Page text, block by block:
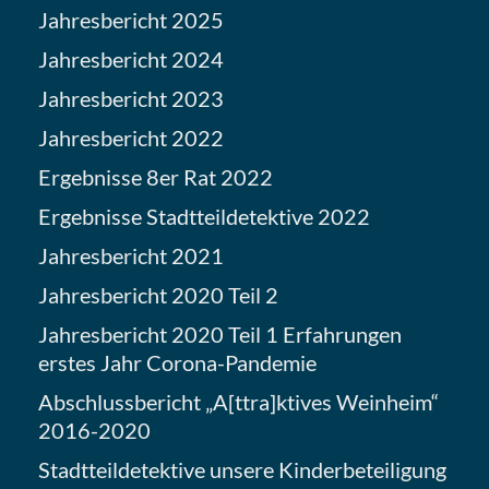
Jahresbericht 2025
Jahresbericht 2024
Jahresbericht 2023
Jahresbericht 2022
Ergebnisse 8er Rat 2022
Ergebnisse Stadtteildetektive 2022
Jahresbericht 2021
Jahresbericht 2020 Teil 2
Jahresbericht 2020 Teil 1 Erfahrungen
erstes Jahr Corona-Pandemie
Abschlussbericht „A[ttra]ktives Weinheim“
2016-2020
Stadtteildetektive unsere Kinderbeteiligung